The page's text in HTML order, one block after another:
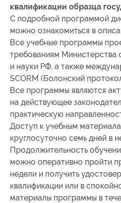
квалификации образца
С подробной программой
можно ознакомиться в
Все учебные программы
требованиям Министерства
и науки РФ, а также
SCORM (Болонский
Все программы являются
на действующее
практическую
Доступ к учебным
круглосуточно семь дней в
Продолжительность
можно оперативно пройти
недели и получить
квалификации или в
материалы программы в